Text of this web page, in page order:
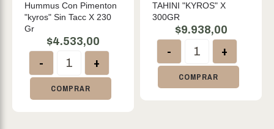
Hummus Con Pimenton
"kyros" Sin Tacc X 230
Gr
$4.533,00
- +
COMPRAR
TAHINI "KYROS" X
300GR
$9.938,00
- +
COMPRAR